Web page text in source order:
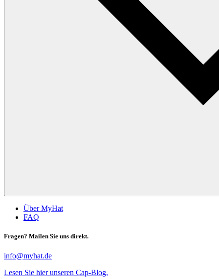
Über MyHat
FAQ
Fragen? Mailen Sie uns direkt.
info@myhat.de
Lesen Sie hier unseren Cap-Blog.